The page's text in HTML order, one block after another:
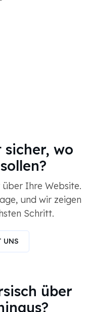
sicher, wo
über Ihre Website.
und wir zeigen
Schritt.
UNS
über